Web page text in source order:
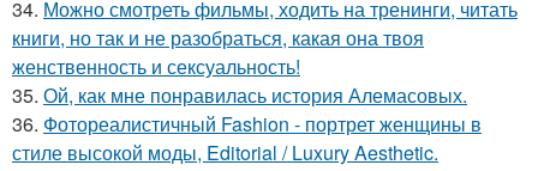
34. Можно смотреть фильмы, ходить на тренинги, читать
книги, но так и не разобраться, какая она твоя
женственность и сексуальность!
35. Ой, как мне понравилась история Алемасовых.
36. Фотореалистичный Fashion - портрет женщины в
стиле высокой моды, Editorial / Luxury Aesthetic.